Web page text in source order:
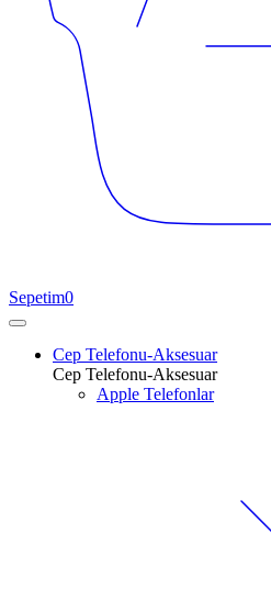
Sepetim0
Cep Telefonu-Aksesuar
Cep Telefonu-Aksesuar
Apple Telefonlar